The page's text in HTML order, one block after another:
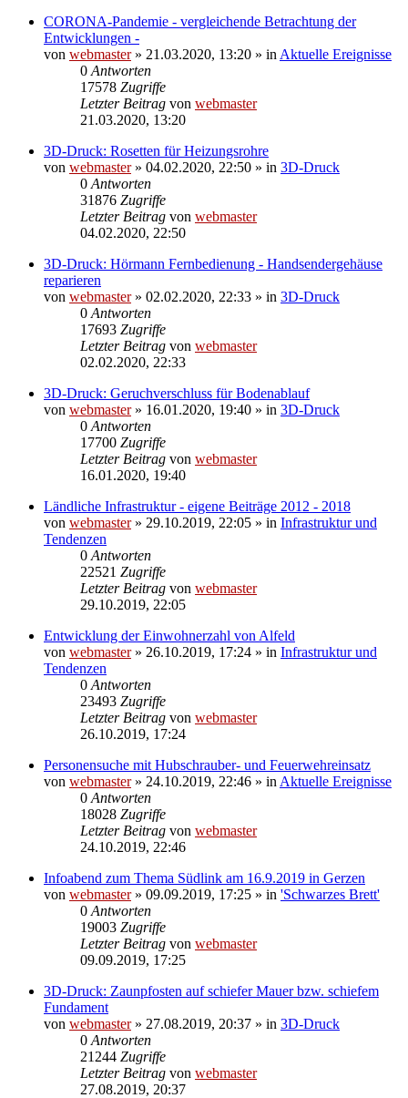
CORONA-Pandemie - vergleichende Betrachtung der
Entwicklungen -
von webmaster» 21.03.2020, 13:20 » in Aktuelle Ereignisse
0 Antworten
17578 Zugriffe
Letzter Beitrag von webmaster
21.03.2020, 13:20
3D-Druck: Rosetten für Heizungsrohre
von webmaster» 04.02.2020, 22:50 » in 3D-Druck
0 Antworten
31876 Zugriffe
Letzter Beitrag von webmaster
04.02.2020, 22:50
3D-Druck: Hörmann Fernbedienung - Handsendergehäuse
reparieren
von webmaster» 02.02.2020, 22:33 » in 3D-Druck
0 Antworten
17693 Zugriffe
Letzter Beitrag von webmaster
02.02.2020, 22:33
3D-Druck: Geruchverschluss für Bodenablauf
von webmaster» 16.01.2020, 19:40 » in 3D-Druck
0 Antworten
17700 Zugriffe
Letzter Beitrag von webmaster
16.01.2020, 19:40
Ländliche Infrastruktur - eigene Beiträge 2012 - 2018
von webmaster» 29.10.2019, 22:05 » in Infrastruktur und
Tendenzen
0 Antworten
22521 Zugriffe
Letzter Beitrag von webmaster
29.10.2019, 22:05
Entwicklung der Einwohnerzahl von Alfeld
von webmaster» 26.10.2019, 17:24 » in Infrastruktur und
Tendenzen
0 Antworten
23493 Zugriffe
Letzter Beitrag von webmaster
26.10.2019, 17:24
Personensuche mit Hubschrauber- und Feuerwehreinsatz
von webmaster» 24.10.2019, 22:46 » in Aktuelle Ereignisse
0 Antworten
18028 Zugriffe
Letzter Beitrag von webmaster
24.10.2019, 22:46
Infoabend zum Thema Südlink am 16.9.2019 in Gerzen
von webmaster» 09.09.2019, 17:25 » in 'Schwarzes Brett'
0 Antworten
19003 Zugriffe
Letzter Beitrag von webmaster
09.09.2019, 17:25
3D-Druck: Zaunpfosten auf schiefer Mauer bzw. schiefem
Fundament
von webmaster» 27.08.2019, 20:37 » in 3D-Druck
0 Antworten
21244 Zugriffe
Letzter Beitrag von webmaster
27.08.2019, 20:37